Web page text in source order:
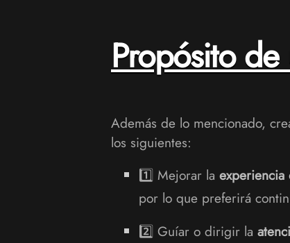
Propósito
Además de lo mencionado,
los siguientes:
1️⃣ Mejorar la experiencia
por lo que preferirá
2️⃣ Guíar o dirigir la